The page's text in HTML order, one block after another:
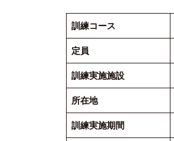
訓練コース
定員
訓練実施施設
所在地
訓練実施期間